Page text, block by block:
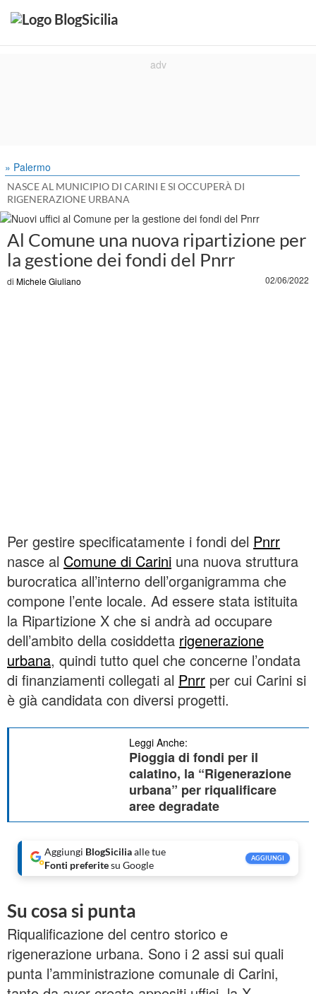
» Palermo
NASCE AL MUNICIPIO DI CARINI E SI OCCUPERÀ DI
RIGENERAZIONE URBANA
Al Comune una nuova ripartizione per
la gestione dei fondi del Pnrr
di Michele Giuliano 02/06/2022
Per gestire specificatamente i fondi del Pnrr
nasce al Comune di Carini una nuova struttura
burocratica all’interno dell’organigramma che
compone l’ente locale. Ad essere stata istituita
la Ripartizione X che si andrà ad occupare
dell’ambito della cosiddetta rigenerazione
urbana, quindi tutto quel che concerne l’ondata
di finanziamenti collegati al Pnrr per cui Carini si
è già candidata con diversi progetti.
Leggi Anche:
Pioggia di fondi per il
calatino, la “Rigenerazione
urbana” per riqualificare
aree degradate
Aggiungi BlogSiciliaalle tue
Fonti preferitesu Google
AGGIUNGI
Su cosa si punta
Riqualificazione del centro storico e
rigenerazione urbana. Sono i 2 assi sui quali
punta l’amministrazione comunale di Carini,